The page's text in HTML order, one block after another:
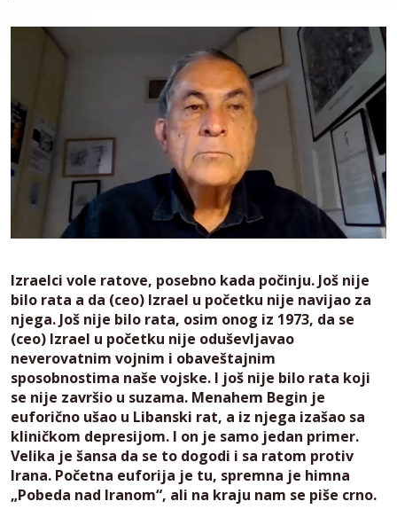
Izraelci vole ratove, posebno kada počinju. Još nije
bilo rata a da (ceo) Izrael u početku nije navijao za
njega. Još nije bilo rata, osim onog iz 1973, da se
(ceo) Izrael u početku nije oduševljavao
neverovatnim vojnim i obaveštajnim
sposobnostima naše vojske. I još nije bilo rata koji
se nije završio u suzama. Menahem Begin je
euforično ušao u Libanski rat, a iz njega izašao sa
kliničkom depresijom. I on je samo jedan primer.
Velika je šansa da se to dogodi i sa ratom protiv
Irana. Početna euforija je tu, spremna je himna
„Pobeda nad Iranom“, ali na kraju nam se piše crno.